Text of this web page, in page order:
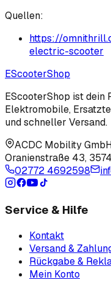
Quellen:
https://
electric-scooter
EScooterShop
EScooterShop ist dein
Elektromobile,
und schneller Versand.
ACDC Mobility
Oranienstraße 43,
02772 4692598
Service & Hilfe
Kontakt
Versand &
Rückgabe &
Mein Konto